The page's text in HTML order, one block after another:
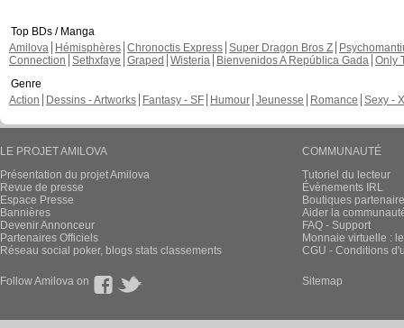
Top BDs / Manga
Amilova
Hémisphères Chronoctis Express Super Dragon Bros Z
Connection Sethxfaye Graped Wisteria Bienvenidos A República Gada Only
Genre
Action
Dessins - Artworks Fantasy - SF Humour Jeunesse Romance Sexy -
LE PROJET AMILOVA
Présentation du projet Amilova
Revue de presse
Espace Presse
Bannières
Devenir Annonceur
Partenaires Officiels
Réseau social poker, blogs stats classements
COMMUNAUTÉ
Tutoriel du lecteur
Évènements IRL
Boutiques
Aider la
FAQ - Support
Monnaie virtuelle :
CGU - Conditions
Follow Amilova on Sitemap